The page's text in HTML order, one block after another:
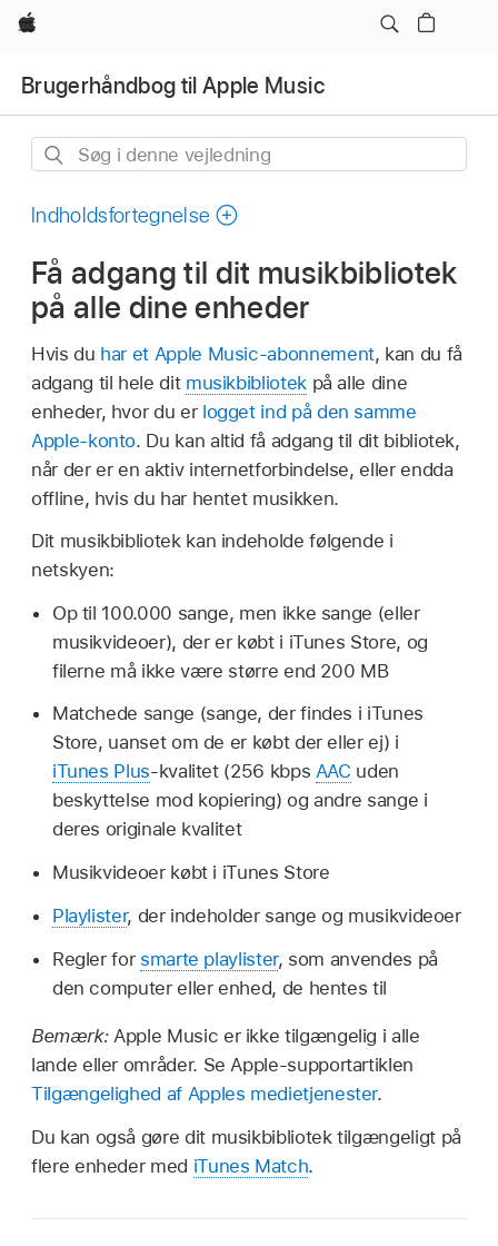
Apple
Brugerhåndbog til Apple Music
Søg
denne
Indholdsfortegnelse
Få adgang til dit musikbibliotek
på alle dine enheder
Hvis du har et Apple Music-abonnement, kan du få
adgang til hele dit musikbibliotekpå alle dine
enheder, hvor du er logget ind på den samme
Apple-konto. Du kan altid få adgang til dit bibliotek,
når der er en aktiv internetforbindelse, eller endda
offline, hvis du har hentet musikken.
Dit musikbibliotek kan indeholde følgende i
netskyen:
Op til 100.000 sange, men ikke sange (eller
musikvideoer), der er købt i iTunes Store, og
filerne må ikke være større end 200 MB
Matchede sange (sange, der findes i iTunes
Store, uanset om de er købt der eller ej) i
iTunes Plus-kvalitet (256 kbps AAC uden
beskyttelse mod kopiering) og andre sange i
deres originale kvalitet
Musikvideoer købt i iTunes Store
Playlister, der indeholder sange og musikvideoer
Regler for smarte playlister, som anvendes på
den computer eller enhed, de hentes til
Bemærk: Apple Music er ikke tilgængelig i alle
lande eller områder. Se Apple-supportartiklen
Tilgængelighed af Apples medietjenester.
Du kan også gøre dit musikbibliotek tilgængeligt på
flere enheder med iTunes Match.